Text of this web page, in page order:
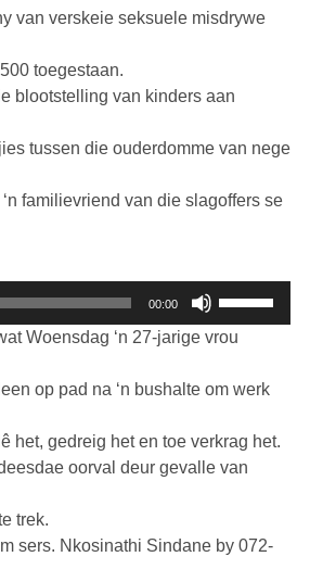
van verskeie seksuele misdrywe
toegestaan.
blootstelling van kinders aan
tussen die ouderdomme van nege
familievriend van die slagoffers se
00:00
Op/Af
om
volume
te
te
Woensdag ‘n 27-jarige vrou
op pad na ‘n bushalte om werk
het, gedreig het en toe verkrag het.
oorval deur gevalle van
trek.
sers. Nkosinathi Sindane by 072-